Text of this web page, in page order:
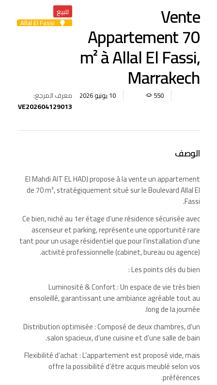
Vente
Appartement 70
m² à Allal El Fassi,
Marrakech
للبيع
Allal El Fassi
10 يونيو 2026 550
معرف المرجع:
VE202604129013
الوصف
El Mahdi AIT EL HADJ propose à la vente un appartement
de 70 m², stratégiquement situé sur le Boulevard Allal El
Fassi.
Ce bien, niché au 1er étage d’une résidence sécurisée avec
ascenseur et parking, représente une opportunité rare
tant pour un usage résidentiel que pour l’installation d’une
activité professionnelle (cabinet, bureau ou agence).
Les points clés du bien :
Luminosité & Confort : Un espace de vie très bien
ensoleillé, garantissant une ambiance agréable tout au
long de la journée.
Distribution optimisée : Composé de deux chambres, d’un
salon spacieux, d’une cuisine et d’une salle de bain.
Flexibilité d’achat : L’appartement est proposé vide, mais
offre la possibilité d’être acquis meublé selon vos
préférences.